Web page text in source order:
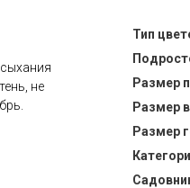
не
Тип
Размер
Размер
Размер